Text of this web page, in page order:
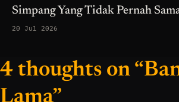
Simpang Yang Tidak Pernah
20 Jul 2026
4 thoughts on